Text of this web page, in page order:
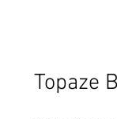
Topaze